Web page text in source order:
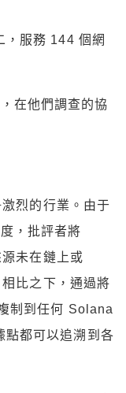
，服務 144 個網
在他們調查的協
烈的行業。由于
，批評者將
未在鏈上或
比之下，通過將
制到任何 Solana
點都可以追溯到各